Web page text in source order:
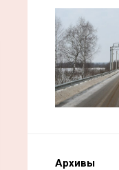
Архивы